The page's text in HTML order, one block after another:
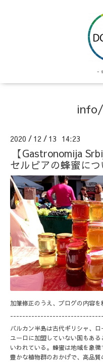
-
2020 / 12 / 13 14:23
【Gastronomija
セルビアの蜂蜜に
加筆修正のうえ、ブログの内容を
バルカン半島は古代ギリシャ、
ユーロに加盟していない国もあ
いわれている。蜂蜜は地域を象
豊かな植物群のおかげで、高品